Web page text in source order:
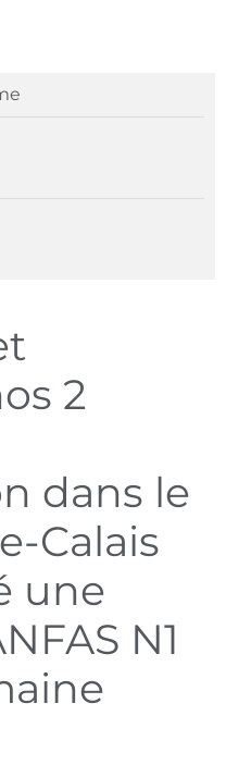
2
dans le
Calais
une
N1